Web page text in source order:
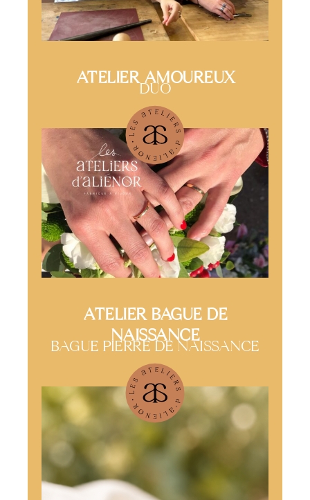
ATELIER AMOUREUX
DUO
ATELIER BAGUE DE
NAISSANCE
BAGUE PIERRE DE NAISSANCE